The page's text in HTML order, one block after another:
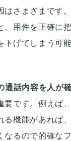
はさまざまです
、用件を正確に
下げてしまう可
通話内容を人が
要です。例えば
る機能があれば
なるので的確な